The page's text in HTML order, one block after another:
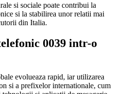
si sociale poate contribui la
si la stabilirea unor relatii mai
din Italia.
0039 intr-o
evolueaza rapid, iar utilizarea
si a prefixelor internationale, cum